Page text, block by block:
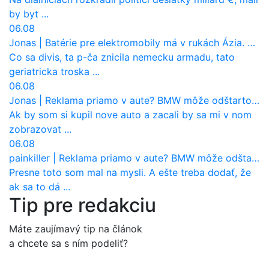
by byt ...
06.08
Jonas
Batérie pre elektromobily má v rukách Ázia. Európa ale stráca kontrolu aj nad vlastnou výrobou!
Co sa divis, ta p-ča znicila nemecku armadu, tato
geriatricka troska ...
06.08
Jonas
Reklama priamo v aute? BMW môže odštartovať nový trend
Ak by som si kupil nove auto a zacali by sa mi v nom
zobrazovat ...
06.08
painkiller
Reklama priamo v aute? BMW môže odštartovať nový trend
Presne toto som mal na mysli. A ešte treba dodať, že
ak sa to dá ...
Tip pre redakciu
Máte zaujímavý tip na článok
a chcete sa s ním podeliť?